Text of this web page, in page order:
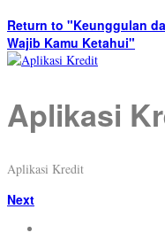
Return to "Keunggulan
Wajib Kamu Ketahui"
Aplikasi
Aplikasi Kredit
Next